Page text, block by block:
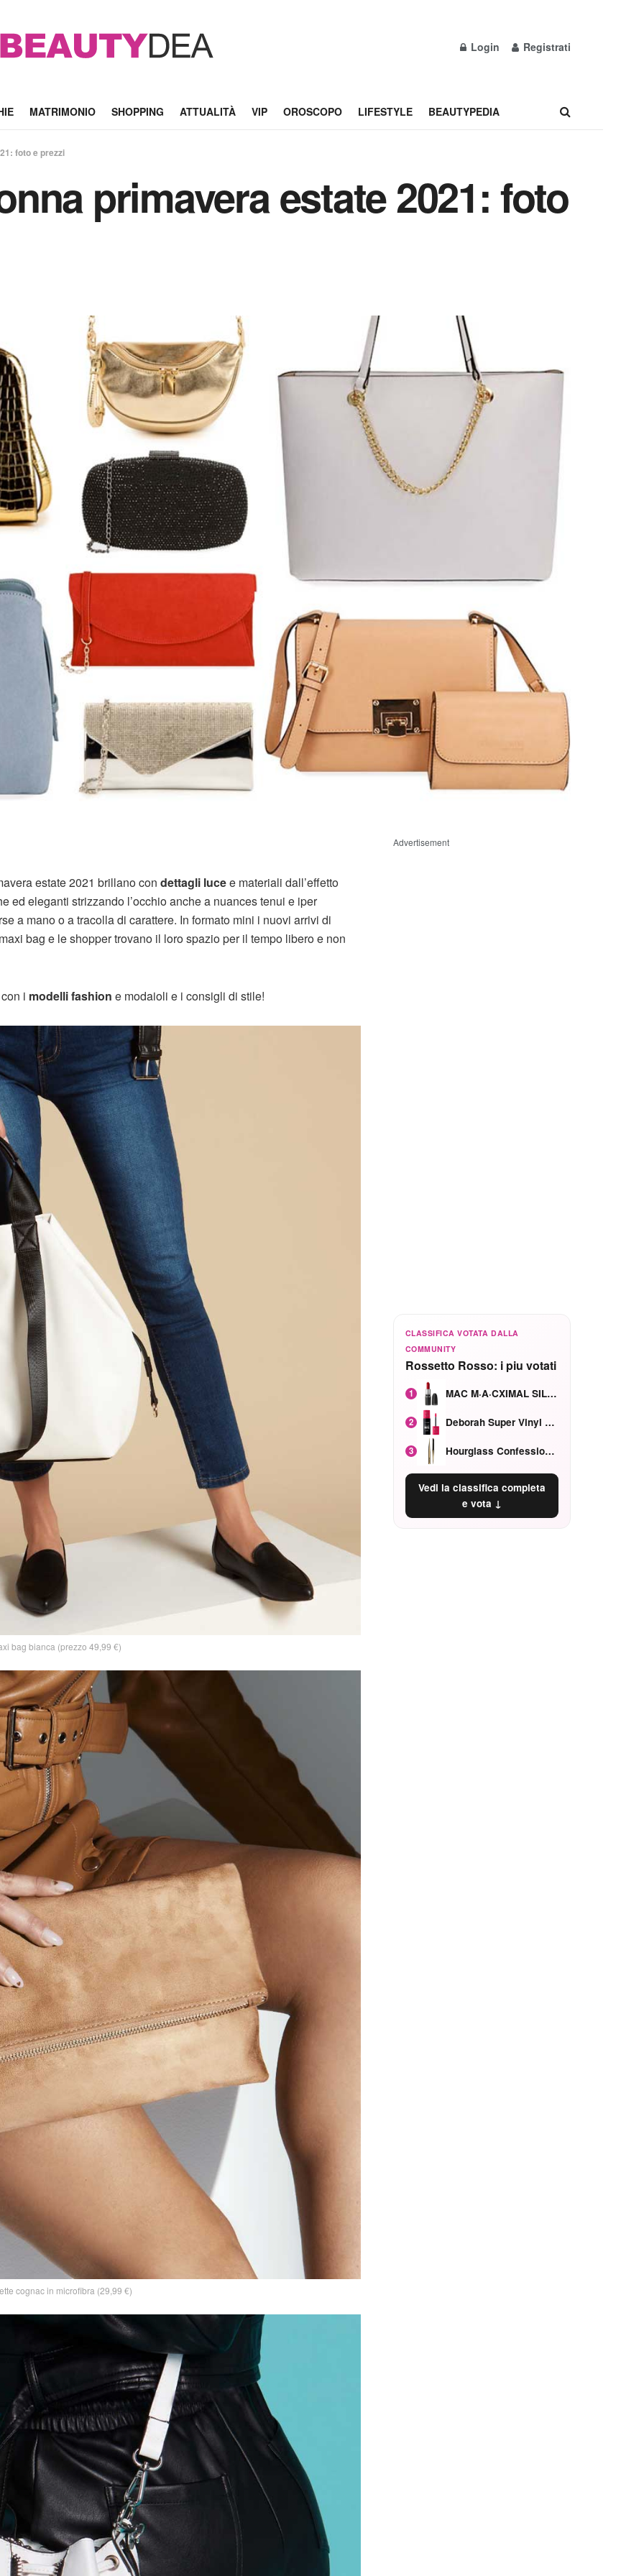
Login Registrati
MATRIMONIO SHOPPING ATTUALITÀ VIP OROSCOPO LIFESTYLE BEAUTYPEDIA
foto e prezzi
primavera estate 2021: foto
estate 2021 brillano con dettagli lucee materiali dall’effetto
ed eleganti strizzando l’occhio anche a nuances tenui e iper
a mano o a tracolla di carattere. In formato mini i nuovi arrivi di
bag e le shopper trovano il loro spazio per il tempo libero e non
i modelli fashion e modaioli e i consigli di stile!
bag bianca (prezzo 49,99 €)
cognac in microfibra (29,99 €)
Advertisement
CLASSIFICA VOTATA DALLA
COMMUNITY
Rossetto Rosso: i piu votati
1 MAC M·A·CXIMAL SILKY MATTE Red Rock mat
2 Deborah Super Vinyl Shake Rosa Ciliegia
3 Hourglass Confession Ricaricabile Ultra Preciso Ad Alta Intensità Secretly Classic Red
Vedi la classifica completa
e vota ↓